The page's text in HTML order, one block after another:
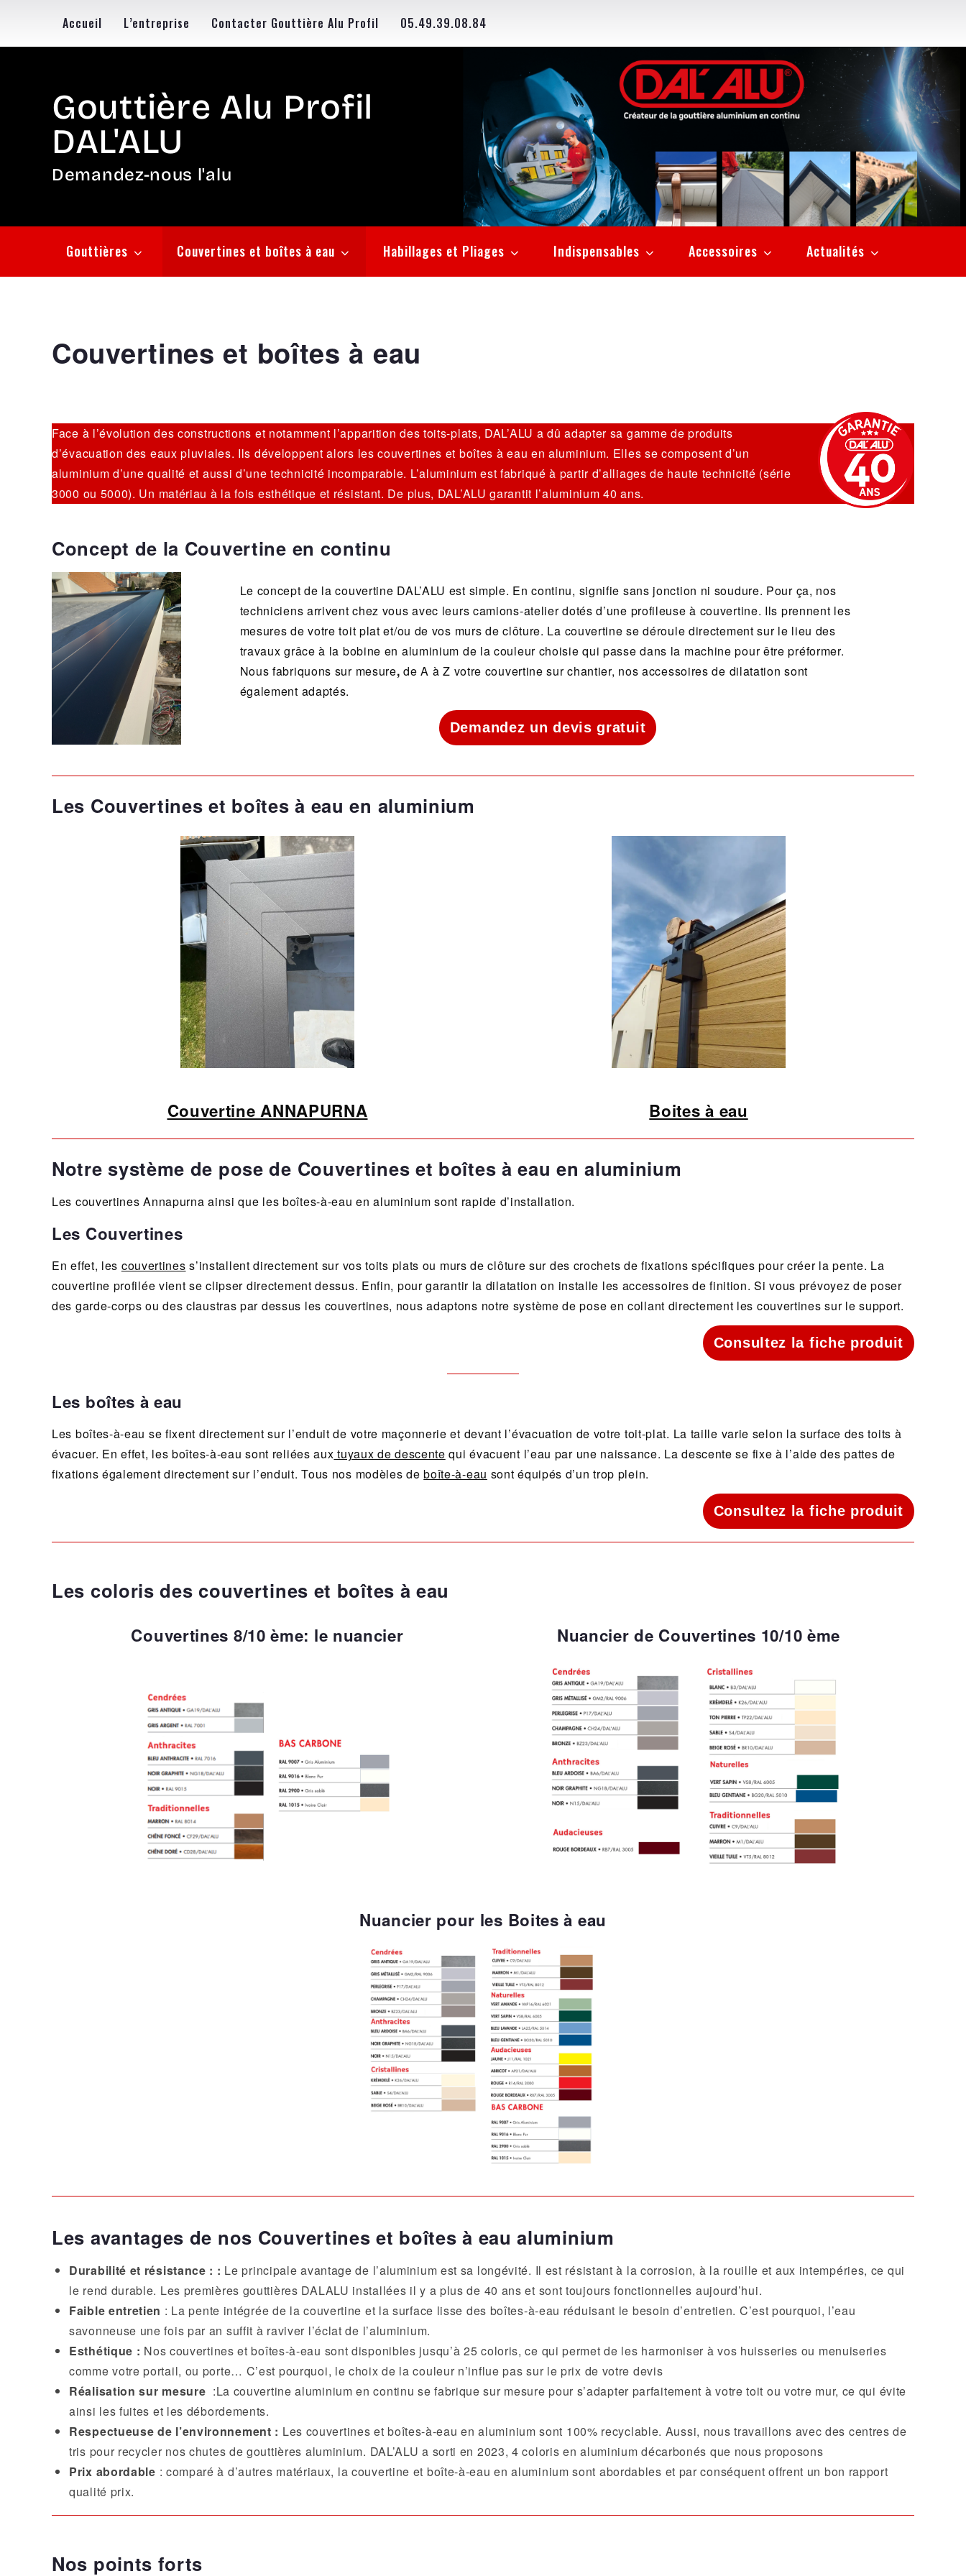
Accueil L’entreprise Contacter Gouttière Alu Profil 05.49.39.08.84
Gouttière Alu Profil
DAL'ALU
Demandez-nous l'alu
Gouttières Couvertines et boîtes à eau Habillages et Pliages Indispensables Accessoires Actualités
Couvertines et boîtes à eau
Face à l’évolution des constructions et notamment l’apparition des toits-plats, DAL’ALU a dû adapter sa gamme de produits
d’évacuation des eaux pluviales. Ils développent alors les couvertines et boîtes à eau en aluminium. Elles se composent d’un
aluminium d’une qualité et aussi d’une technicité incomparable. L’aluminium est fabriqué à partir d’alliages de haute technicité (série
3000 ou 5000). Un matériau à la fois esthétique et résistant. De plus, DAL’ALU garantit l’aluminium 40 ans.
Concept de la Couvertine en continu
Le concept de la couvertine DAL’ALU est simple. En continu, signifie sans jonction ni soudure. Pour ça, nos
techniciens arrivent chez vous avec leurs camions-atelier dotés d’une profileuse à couvertine. Ils prennent les
mesures de votre toit plat et/ou de vos murs de clôture. La couvertine se déroule directement sur le lieu des
travaux grâce à la bobine en aluminium de la couleur choisie qui passe dans la machine pour être préformer.
Nous fabriquons sur mesure,de A à Z votre couvertine sur chantier, nos accessoires de dilatation sont
également adaptés.
Demandez un devis gratuit
Les Couvertines et boîtes à eau en aluminium
Couvertine ANNAPURNA Boites à eau
Notre système de pose de Couvertines et boîtes à eau en aluminium
Les couvertines Annapurna ainsi que les boîtes-à-eau en aluminium sont rapide d’installation.
Les Couvertines
En effet, les couvertines s’installent directement sur vos toits plats ou murs de clôture sur des crochets de fixations spécifiques pour créer la pente. La
couvertine profilée vient se clipser directement dessus. Enfin, pour garantir la dilatation on installe les accessoires de finition. Si vous prévoyez de poser
des garde-corps ou des claustras par dessus les couvertines, nous adaptons notre système de pose en collant directement les couvertines sur le support.
Consultez la fiche produit
Les boîtes à eau
Les boîtes-à-eau se fixent directement sur l’enduit de votre maçonnerie et devant l’évacuation de votre toit-plat. La taille varie selon la surface des toits à
évacuer. En effet, les boîtes-à-eau sont reliées aux tuyaux de descente qui évacuent l’eau par une naissance. La descente se fixe à l’aide des pattes de
fixations également directement sur l’enduit. Tous nos modèles deboîte-à-eau sont équipés d’un trop plein.
Consultez la fiche produit
Les coloris des couvertines et boîtes à eau
Couvertines 8/10 ème: le nuancier Nuancier de Couvertines 10/10 ème
Nuancier pour les Boites à eau
Les avantages de nos Couvertines et boîtes à eau aluminium
Durabilité et résistance : : Le principale avantage de l’aluminium est sa longévité. Il est résistant à la corrosion, à la rouille et aux intempéries, ce qui
le rend durable. Les premières gouttières DALALU installées il y a plus de 40 ans et sont toujours fonctionnelles aujourd’hui.
Faible entretien : La pente intégrée de la couvertine et la surface lisse des boîtes-à-eau réduisant le besoin d’entretien. C’est pourquoi, l’eau
savonneuse une fois par an suffit à raviver l’éclat de l’aluminium.
Esthétique : Nos couvertines et boîtes-à-eau sont disponibles jusqu’à 25 coloris, ce qui permet de les harmoniser à vos huisseries ou menuiseries
comme votre portail, ou porte… C’est pourquoi, le choix de la couleur n’influe pas sur le prix de votre devis
Réalisation sur mesure :La couvertine aluminium en continu se fabrique sur mesure pour s’adapter parfaitement à votre toit ou votre mur, ce qui évite
ainsi les fuites et les débordements.
Respectueuse de l’environnement : Les couvertines et boîtes-à-eau en aluminium sont 100% recyclable. Aussi, nous travaillons avec des centres de
tris pour recycler nos chutes de gouttières aluminium. DAL’ALU a sorti en 2023, 4 coloris en aluminium décarbonés que nous proposons
Prix abordable : comparé à d’autres matériaux, la couvertine et boîte-à-eau en aluminium sont abordables et par conséquent offrent un bon rapport
qualité prix.
Nos points forts